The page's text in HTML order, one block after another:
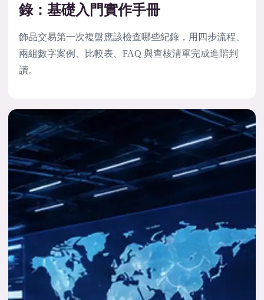
錄：基礎入門實作手冊
飾品交易第一次複盤應該檢查哪些紀錄，用四步流程、
兩組數字案例、比較表、FAQ 與查核清單完成進階判
讀。